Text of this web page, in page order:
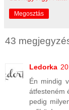
Megosztás
43
Ledorka
Én mindig
átfesteném
pedig